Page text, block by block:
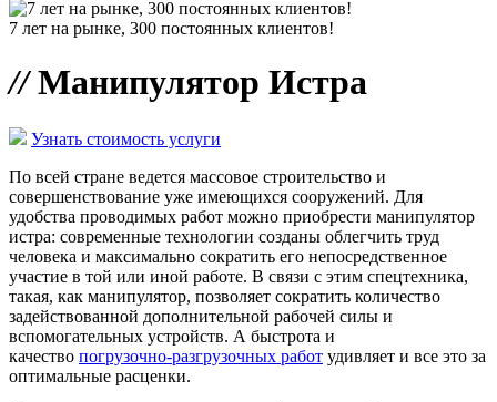
7 лет на рынке, 300 постоянных клиентов!
//Манипулятор Истра
Узнать стоимость услуги
По всей стране ведется массовое строительство и
совершенствование уже имеющихся сооружений. Для
удобства проводимых работ можно приобрести манипулятор
истра: современные технологии созданы облегчить труд
человека и максимально сократить его непосредственное
участие в той или иной работе. В связи с этим спецтехника,
такая, как манипулятор, позволяет сократить количество
задействованной дополнительной рабочей силы и
вспомогательных устройств. А быстрота и
качество погрузочно-разгрузочных работ удивляет и все это за
оптимальные расценки.